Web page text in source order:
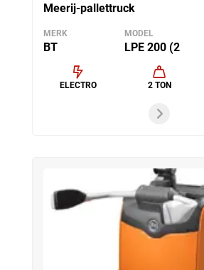
Meerij-pallettruck
MERK
BT
MODEL
LPE 200 (2
ELECTRO 2 TON